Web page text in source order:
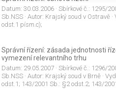
Datum: 30.03.2006· Sbírkové č.: 1295/
Sb.NSS· Autor: Krajský soud v Ostravě
odst.1 písm.c);
Správní řízení: zásada jednotnosti
vymezení relevantního trhu
Datum: 29.05.2007· Sbírkové č.: 1296/
Sb.NSS· Autor: Krajský soud v Brně ·
odst.1; 143/2001 Sb.: §2 odst.2; 143/